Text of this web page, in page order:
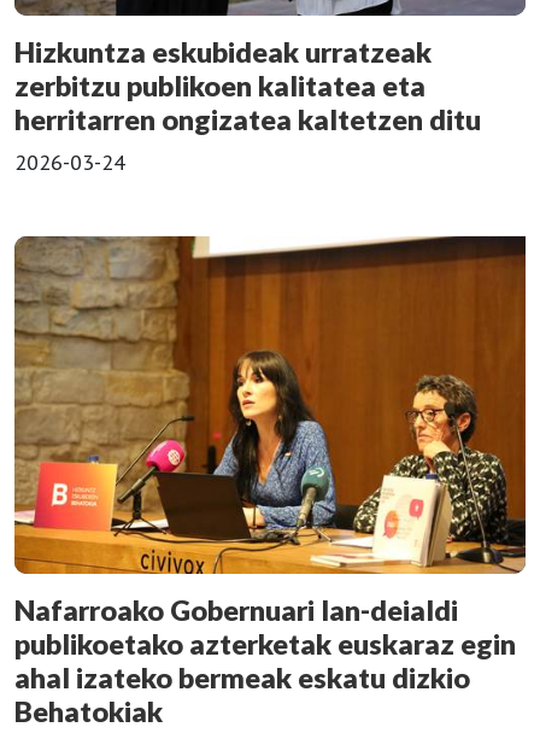
Hizkuntza eskubideak urratzeak
zerbitzu publikoen kalitatea eta
herritarren ongizatea kaltetzen ditu
2026-03-24
Nafarroako Gobernuari lan-deialdi
publikoetako azterketak euskaraz egin
ahal izateko bermeak eskatu dizkio
Behatokiak